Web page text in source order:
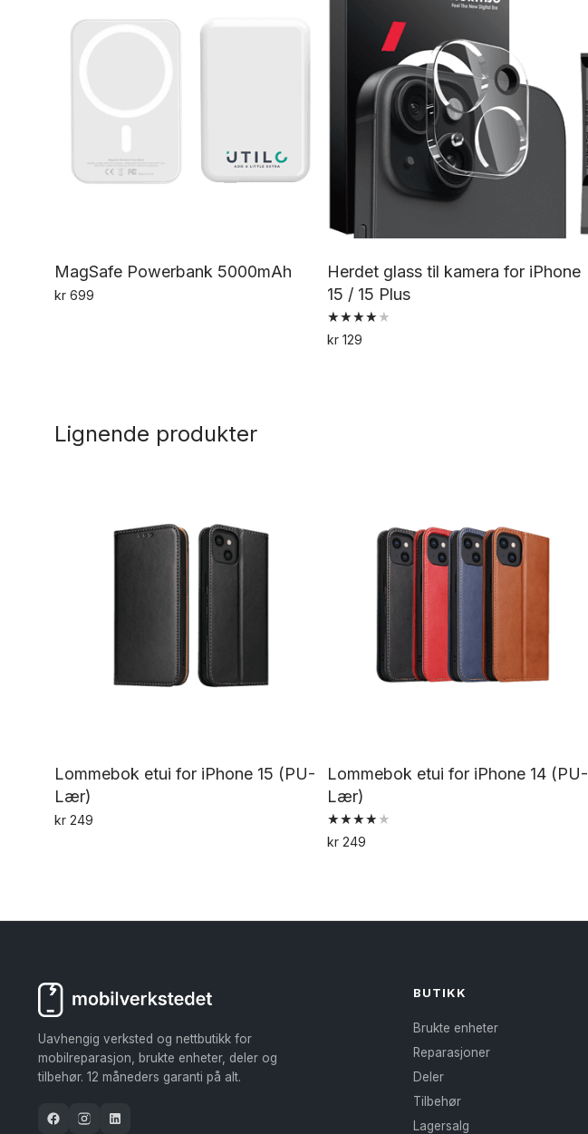
MagSafe Powerbank 5000mAh
kr 699
Herdet glass til kamera for iPhone
15 / 15 Plus
Vurdert
4.00
kr129
Lignende produkter
Lommebok etui for iPhone 15 (PU-
Lær)
kr 249
kan
på
produktsiden
Lommebok etui for iPhone 14 (PU-
Lær)
Vurdert
4.00
kr249
Alternativene
velges
på
produktsiden
Uavhengig verksted og nettbutikk for
mobilreparasjon, brukte enheter, deler og
tilbehør. 12 måneders garanti på alt.
BUTIKK
Brukte enheter
Reparasjoner
Deler
Tilbehør
Lagersalg